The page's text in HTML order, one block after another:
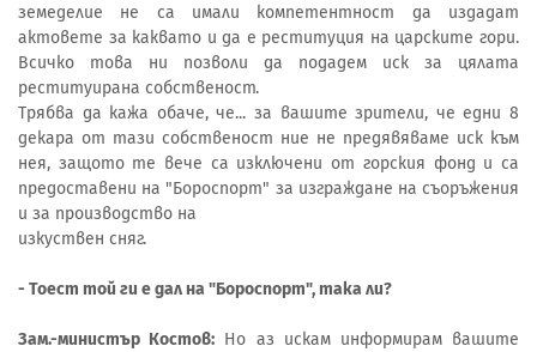
земеделие не са имали компетентност да издадат
актовете за каквато и да е реституция на царските гори.
Всичко това ни позволи да подадем иск за цялата
реституирана собственост.
Трябва да кажа обаче, че... за вашите зрители, че едни 8
декара от тази собственост ние не предявяваме иск към
нея, защото те вече са изключени от горския фонд и са
предоставени на "Бороспорт" за изграждане на съоръжения
и за производство на
изкуствен сняг.
- Тоест той ги е дал на "Бороспорт", така ли?
Зам.-министър Костов: Но аз искам информирам вашите